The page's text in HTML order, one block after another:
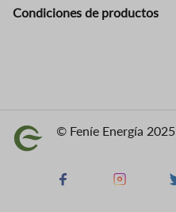
Condiciones de productos
Imagen © Feníe Energía 2025
Facebook Instagram X